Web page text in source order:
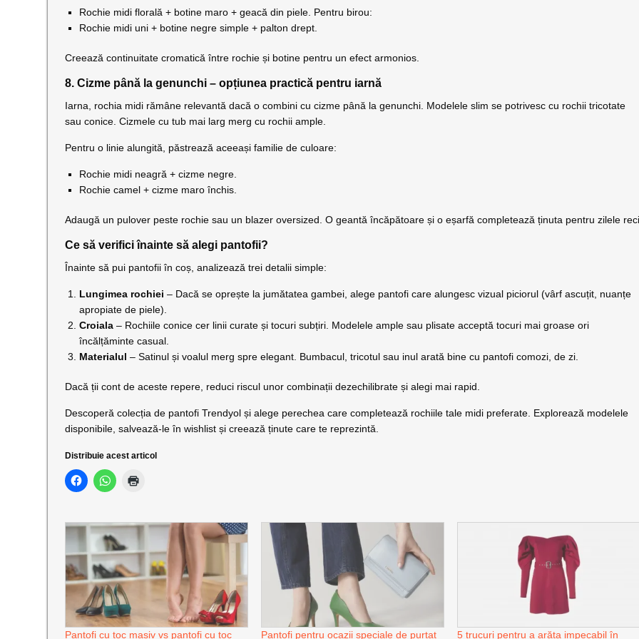
Rochie midi florală + botine maro + geacă din piele. Pentru birou:
Rochie midi uni + botine negre simple + palton drept.
Creează continuitate cromatică între rochie și botine pentru un efect armonios.
8. Cizme până la genunchi – opțiunea practică pentru iarnă
Iarna, rochia midi rămâne relevantă dacă o combini cu cizme până la genunchi. Modelele slim se potrivesc cu rochii tricotate
sau conice. Cizmele cu tub mai larg merg cu rochii ample.
Pentru o linie alungită, păstrează aceeași familie de culoare:
Rochie midi neagră + cizme negre.
Rochie camel + cizme maro închis.
Adaugă un pulover peste rochie sau un blazer oversized. O geantă încăpătoare și o eșarfă completează ținuta pentru zilele
Ce să verifici înainte să alegi pantofii?
Înainte să pui pantofii în coș, analizează trei detalii simple:
Lungimea rochiei – Dacă se oprește la jumătatea gambei, alege pantofi care alungesc vizual piciorul (vârf ascuțit, nuanțe
apropiate de piele).
Croiala – Rochiile conice cer linii curate și tocuri subțiri. Modelele ample sau plisate acceptă tocuri mai groase ori
încălțăminte casual.
Materialul – Satinul și voalul merg spre elegant. Bumbacul, tricotul sau inul arată bine cu pantofi comozi, de zi.
Dacă ții cont de aceste repere, reduci riscul unor combinații dezechilibrate și alegi mai rapid.
Descoperă colecția de pantofi Trendyol și alege perechea care completează rochiile tale midi preferate. Explorează modelele
disponibile, salvează-le în wishlist și creează ținute care te reprezintă.
Distribuie acest articol
Pantofi cu toc masiv vs pantofi cu toc Pantofi pentru ocazii speciale de purtat 5 trucuri pentru a arăta impecabil în